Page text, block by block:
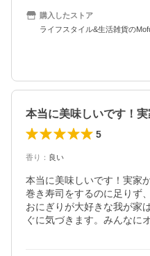
購入したストア
ライフスタイル&生活雑貨の
5
香り ： 良い
本当に美味しいです！実家
巻き寿司をするのに足りず
おにぎりが大好きな我が家
ぐに気づきます。みんなに